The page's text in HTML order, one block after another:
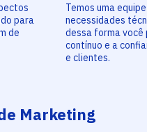
para
de
Temos uma
necessidades
dessa forma
contínuo e a
e clientes.
Marketing